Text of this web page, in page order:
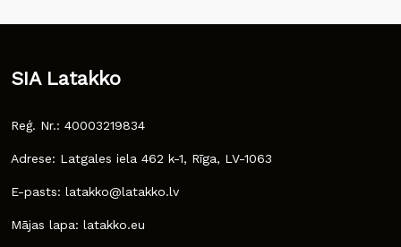
SIA Latakko
Reģ. Nr.: 40003219834
Adrese: Latgales iela 462 k-1, Rīga, LV-1063
E-pasts: latakko@latakko.lv
Mājas lapa: latakko.eu